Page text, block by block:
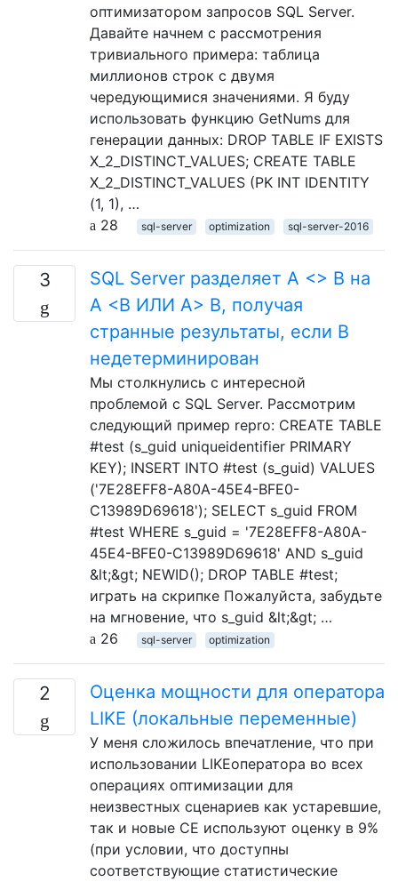
оптимизатором запросов SQL Server.
Давайте начнем с рассмотрения
тривиального примера: таблица
миллионов строк с двумя
чередующимися значениями. Я буду
использовать функцию GetNums для
генерации данных: DROP TABLE IF EXISTS
X_2_DISTINCT_VALUES; CREATE TABLE
X_2_DISTINCT_VALUES (PK INT IDENTITY
(1, 1), …
28
sql-server optimization sql-server-2016
3
SQL Server разделяет A <> B на
A <B ИЛИ A> B, получая
странные результаты, если B
недетерминирован
Мы столкнулись с интересной
проблемой с SQL Server. Рассмотрим
следующий пример repro: CREATE TABLE
#test (s_guid uniqueidentifier PRIMARY
KEY); INSERT INTO #test (s_guid) VALUES
('7E28EFF8-A80A-45E4-BFE0-
C13989D69618'); SELECT s_guid FROM
#test WHERE s_guid = '7E28EFF8-A80A-
45E4-BFE0-C13989D69618' AND s_guid
&lt;&gt; NEWID(); DROP TABLE #test;
играть на скрипке Пожалуйста, забудьте
на мгновение, что s_guid &lt;&gt; …
26
sql-server optimization
2
Оценка мощности для оператора
LIKE (локальные переменные)
У меня сложилось впечатление, что при
использовании LIKEоператора во всех
операциях оптимизации для
неизвестных сценариев как устаревшие,
так и новые CE используют оценку в 9%
(при условии, что доступны
соответствующие статистические